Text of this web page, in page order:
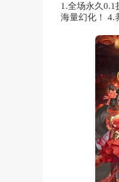
1.全场永久
海量幻化！ 4.